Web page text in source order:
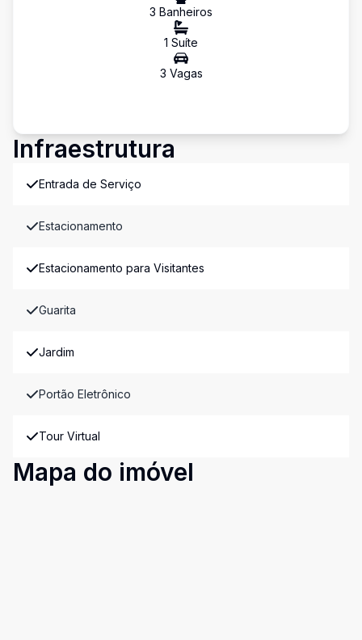
3 Banheiros
1 Suíte
3 Vagas
Infraestrutura
Entrada de Serviço
Estacionamento
Estacionamento para Visitantes
Guarita
Jardim
Portão Eletrônico
Tour Virtual
Mapa do imóvel